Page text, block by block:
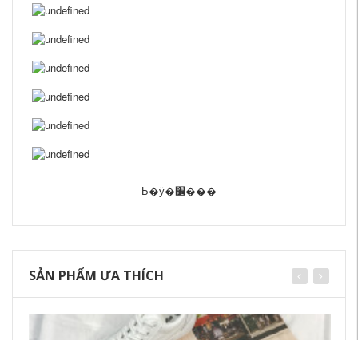
Ь�ӱ�׼���
SẢN PHẨM ƯA THÍCH